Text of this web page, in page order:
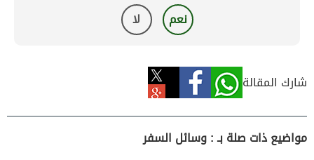
نعم لا
شارك المقالة
مواضيع ذات صلة بـ : وسائل السفر